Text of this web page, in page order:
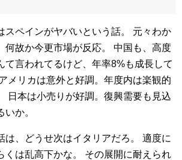
スペインがヤバいという話。
元々わか
何故か今更市場が反応。
中国も、高度
て言われてるけど、年率8%も成長して
メリカは意外と好調。年度内は楽観的
日本は小売りが好調。復興需要も見込
か。
は、どうせ次はイタリアだろ。
適度に
は乱高下かな。
その展開に耐えられ